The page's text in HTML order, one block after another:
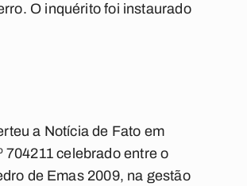
O inquérito foi instaurado
a Notícia de Fato em
celebrado entre o
de Emas 2009, na gestão